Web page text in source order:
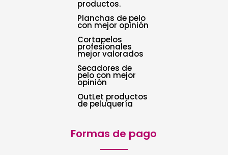
productos.
Planchas de pelo
con mejor opinión
Cortapelos
profesionales
mejor valorados
Secadores de
pelo con mejor
opinión
OutLet productos
de peluquería
Formas de pago